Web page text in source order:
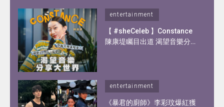
entertainment
【 #sheCeleb 】Constance
陳康堤矚目出道 渴望音樂分享
entertainment
《暴君的廚師》李彩玟爆紅獲